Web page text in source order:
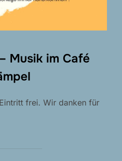
Musik im Café
frei. Wir danken für